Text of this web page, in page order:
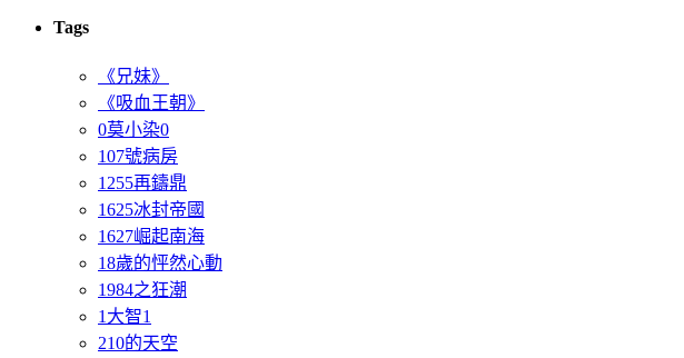
Tags
《兄妹》
《吸血王朝》
0莫小染0
107號病房
1255再鑄鼎
1625冰封帝國
1627崛起南海
18歲的怦然心動
1984之狂潮
1大智1
210的天空